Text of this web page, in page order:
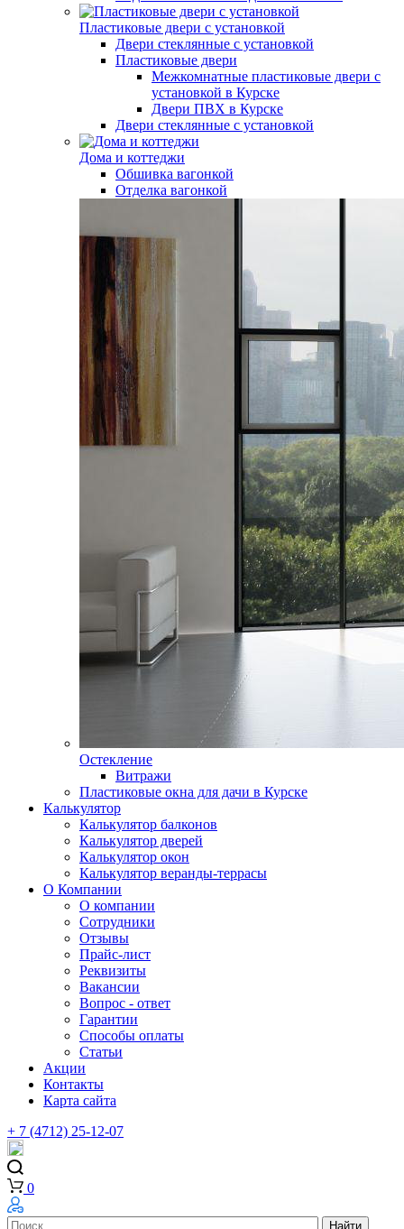
Пластиковые двери с установкой
Двери стеклянные с установкой
Пластиковые двери
Межкомнатные пластиковые двери с
установкой в Курске
Двери ПВХ в Курске
Двери стеклянные с установкой
Дома и коттеджи
Обшивка вагонкой
Отделка вагонкой
Остекление
Витражи
Пластиковые окна для дачи в Курске
Калькулятор
Калькулятор балконов
Калькулятор дверей
Калькулятор окон
Калькулятор веранды-террасы
О Компании
О компании
Сотрудники
Отзывы
Прайс-лист
Реквизиты
Вакансии
Вопрос - ответ
Гарантии
Способы оплаты
Статьи
Акции
Контакты
Карта сайта
+ 7 (4712) 25-12-07
0
Найти